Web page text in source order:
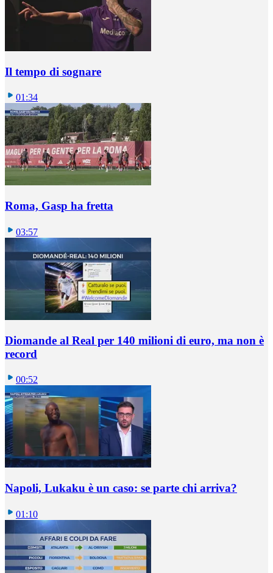
Il tempo di sognare
01:34
Roma, Gasp ha fretta
03:57
Diomande al Real per 140 milioni di euro, ma non è
record
00:52
Napoli, Lukaku è un caso: se parte chi arriva?
01:10